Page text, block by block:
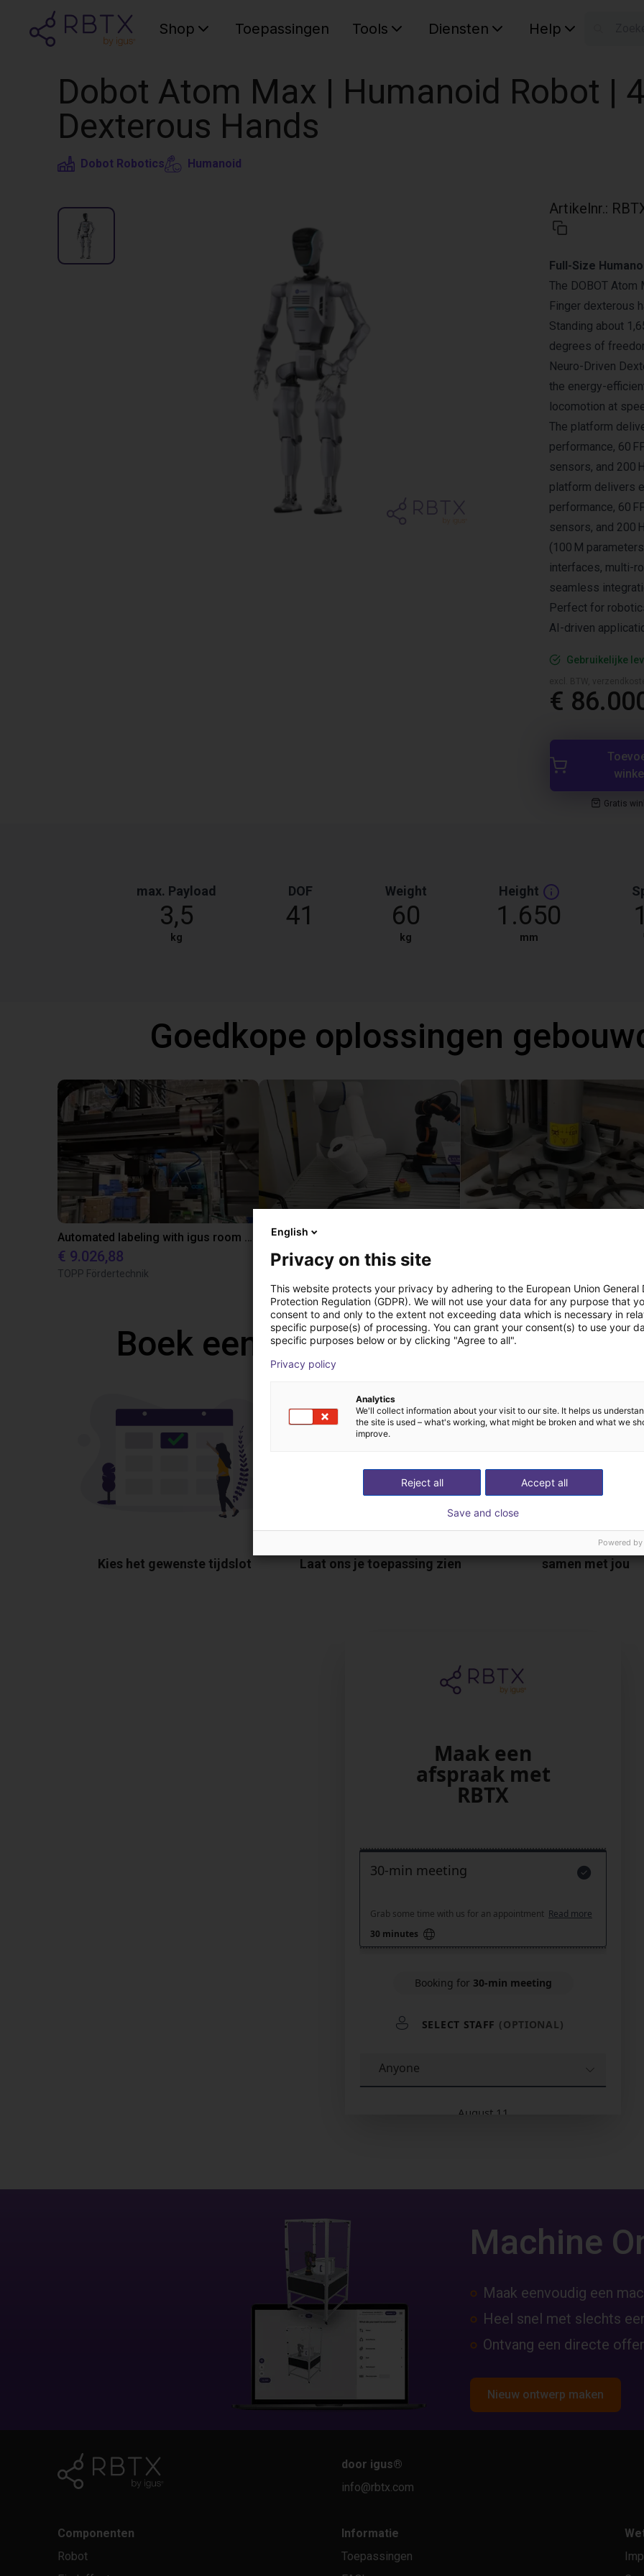
Shop Toepassingen Tools Diensten Help
Dobot Atom Max | Humanoid Robot |
Dexterous Hands
Dobot Robotics Humanoid
Artikelnr.:
Full-Size
The DOBOT
Finger dexterous
Standing about
degrees of
Neuro-Driven
the energy-
locomotion at
The platform
performance, 60
sensors, and 200
platform delivers
performance, 60
sensors, and 200
(100 M
interfaces, multi-
seamless
Perfect for
AI-driven
Gebruikelijke
€
Gratis
max. Payload
3,5
kg
DOF
41
Weight
60
kg
Height
1.650
mm
Goedkope oplossingen
Automated labeling with igus room gantry and a cab label printer
€ 9.026,88
TOPP Fördertechnik
€ 22.114,13
Boek een gratis videogesprek
Kies het gewenste tijdslot Laat ons je toepassing zien
De expert vindt alle
samen met jou
Machine
Maak eenvoudig een
Heel snel met slechts
Ontvang een directe
Nieuw ontwerp maken
door igus®
info@rbtx.com
Componenten
Robot
Informatie
Toepassingen
English
Privacy on this site
This website protects your privacy by adhering to the European Union General
Protection Regulation (GDPR). We will not use your data for any purpose that
consent to and only to the extent not exceeding data which is necessary in
specific purpose(s) of processing. You can grant your consent(s) to use your
specific purposes below or by clicking "Agree to all".
Privacy policy
Analytics
We'll collect information about your visit to our site. It helps us
the site is used – what's working, what might be broken and what we
improve.
Accept all
Reject all
Save and close
Powered by